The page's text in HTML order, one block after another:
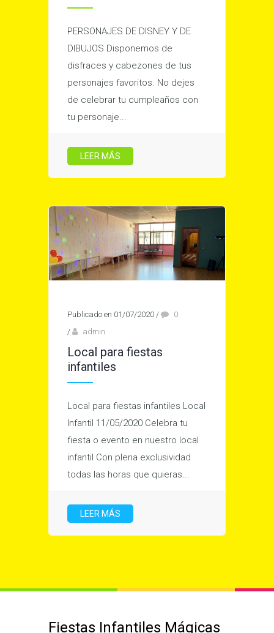
PERSONAJES DE DISNEY Y DE
DIBUJOS Disponemos de
disfraces y cabezones de tus
personajes favoritos. No dejes
de celebrar tu cumpleaños con
tu personaje...
LEER MÁS
Publicado en 01/07/2020 /
0
/
admin
Local para fiestas
infantiles
Local para fiestas infantiles Local
Infantil 11/05/2020 Celebra tu
fiesta o evento en nuestro local
infantil Con plena exclusividad
todas las horas que quieras...
LEER MÁS
Fiestas Infantiles Mágicas